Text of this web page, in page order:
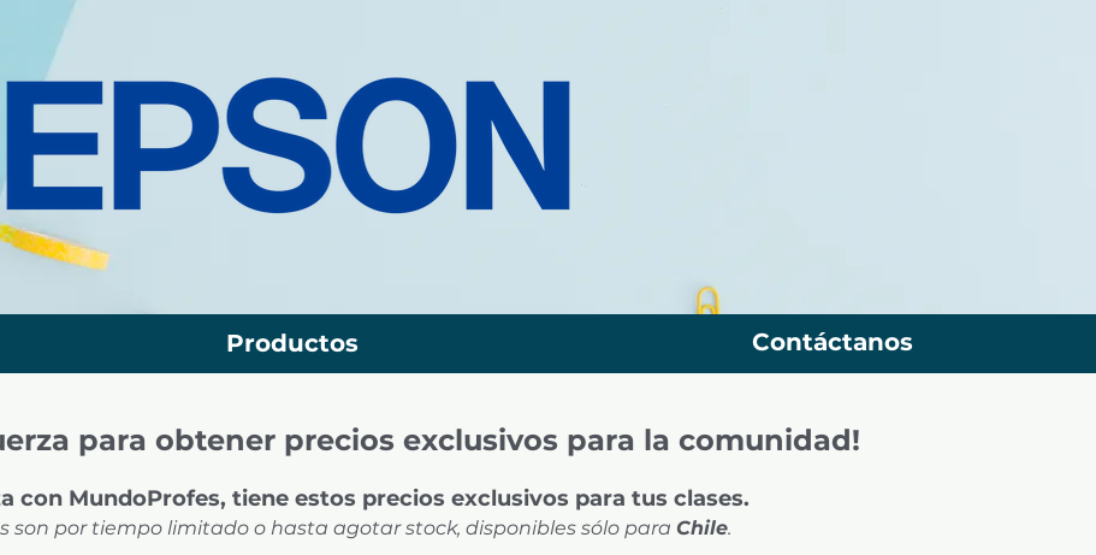
Productos Contáctanos
para obtener precios exclusivos para la comunidad!
con MundoProfes, tiene estos precios exclusivos para tus clases.
son por tiempo limitado o hasta agotar stock, disponibles sólo para Chile.